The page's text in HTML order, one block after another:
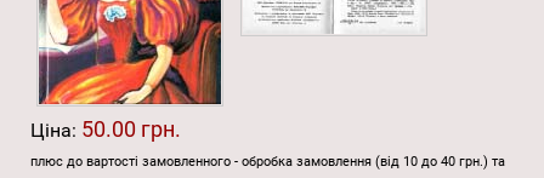
Ціна: 50.00 грн.
плюс до вартості замовленного - обробка замовлення (від 10 до 40 грн.) та